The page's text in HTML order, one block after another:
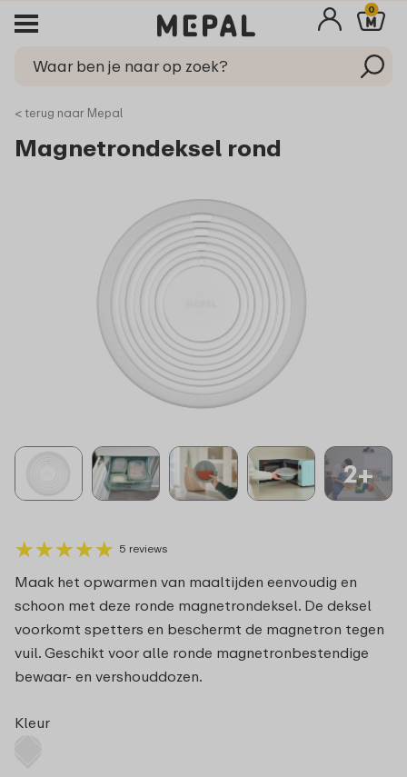
0
< terug naar Mepal
Magnetrondeksel rond
2+
★★★★★
★★★★★ 5 reviews
Maak het opwarmen van maaltijden eenvoudig en
schoon met deze ronde magnetrondeksel. De deksel
voorkomt spetters en beschermt de magnetron tegen
vuil. Geschikt voor alle ronde magnetronbestendige
bewaar- en vershouddozen.
Kleur